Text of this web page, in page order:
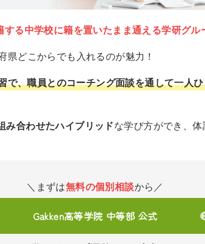
する中学校に籍を置いたまま通える学研グ
どこからでも入れるのが魅力！
で、職員とのコーチング面談を通して一人
み合わせたハイブリッドな学び方ができ、
＼まずは無料の個別相談から／
Gakken高等学院 中等部 公式